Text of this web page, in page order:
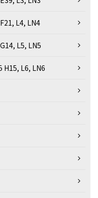
L4, LN4
L5, LN5
H15, L6, LN6